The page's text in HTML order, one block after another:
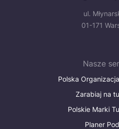
ul.
01-171
Nasze
Polska
Zarabiaj na
Polskie Marki
Planer